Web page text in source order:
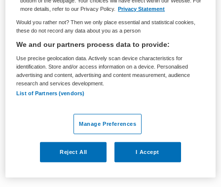
Ervaren Parttime
Vacature niet beschikbaar
Deze vacature Longfunctieanalist bij Diakonessenhuis is
niet meer actueel. Hieronder staan enkele vergelijkbare
vacatures die voor u wellicht interessant zijn.
more details, refer to our Privacy Policy.
Privacy Statement
Would you rather not? Then we only place essential and statistical cookies,
these do not record any data about you as a person
We and our partners process data to provide:
Use precise geolocation data. Actively scan device characteristics for
identification. Store and/or access information on a device. Personalised
advertising and content, advertising and content measurement, audience
research and services development.
List of Partners (vendors)
Manage Preferences
Reject All I Accept